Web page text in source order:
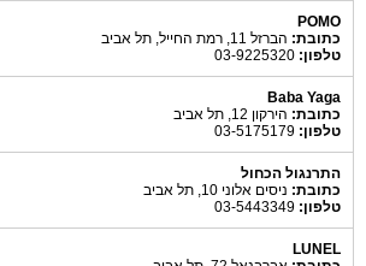
POMO
כתובת: הברזל 11, רמת החייל, תל אביב
טלפון:
Baba Yaga
כתובת: הירקון 12, תל אביב
טלפון:
התרנגול הכחול
כתובת: ניסים אלוני 10, תל אביב
טלפון:
LUNEL